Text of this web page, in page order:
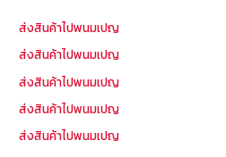
ห
รั
ส่งสินค้าไปพนมเปญ
ส่งสินค้าไปพนมเปญ
ส่งสินค้าไปพนมเปญ
ส่งสินค้าไปพนมเปญ
ส่งสินค้าไปพนมเปญ